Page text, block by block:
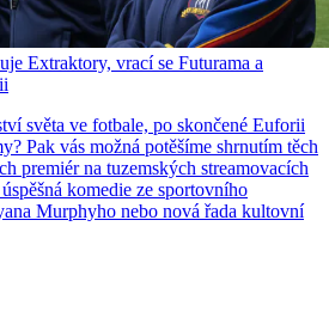
Extraktory, vrací se Futurama a
světa ve fotbale, po skončené Euforii
Pak vás možná potěšíme shrnutím těch
premiér na tuzemských streamovacích
komedie ze sportovního
Murphyho nebo nová řada kultovní